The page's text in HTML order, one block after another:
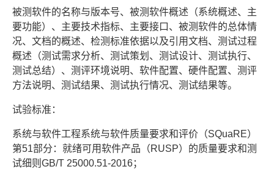
被测软件的名称与版本号、被测软件概述（系统概述、主
要功能）、主要技术指标、主要接口、被测软件的总体情
况、文档的概述、检测标准依据以及引用文档、测试过程
概述（测试需求分析、测试策划、测试设计、测试执行、
测试总结）、测评环境说明、软件配置、硬件配置、测评
方法说明、测试结果、测试执行情况、测试结果等。
试验标准：
系统与软件工程系统与软件质量要求和评价（SQuaRE）
第51部分：就绪可用软件产品（RUSP）的质量要求和测
试细则GB/T 25000.51-2016；